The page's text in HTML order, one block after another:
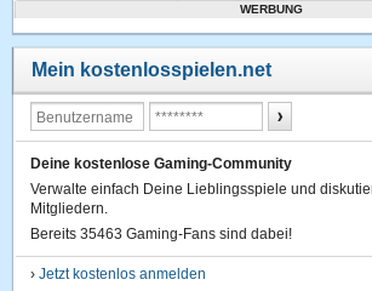
WERBUNG
Mein kostenlosspielen.net
Deine kostenlose Gaming-Community
Verwalte einfach Deine Lieblingsspiele und
Mitgliedern.
Bereits 35463 Gaming-Fans sind dabei!
›Jetzt kostenlos anmelden